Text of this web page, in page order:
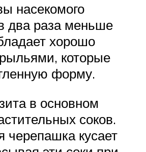
насекомого
два раза меньше
хорошо
которые
форму.
в основном
соков.
черепашка кусает